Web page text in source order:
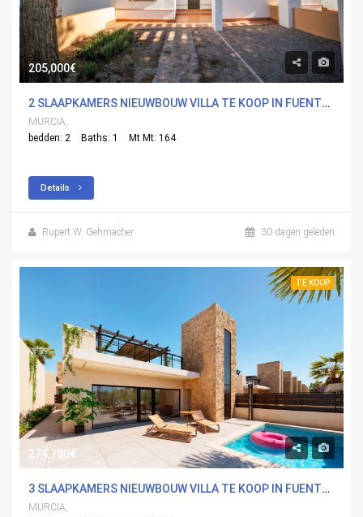
205,000€
2 SLAAPKAMERS NIEUWBOUW VILLA TE KOOP IN FUENTEALAMO, MURCIA
MURCIA,
bedden: 2
Baths: 1 Mt Mt: 164
Details
Rupert W. Gehmacher 30 dagen geleden
TE KOOP
274,780€
3 SLAAPKAMERS NIEUWBOUW VILLA TE KOOP IN FUENTEALAMO, MURCIA
MURCIA,